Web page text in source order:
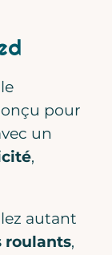
pour
un
,
autant
roulants,